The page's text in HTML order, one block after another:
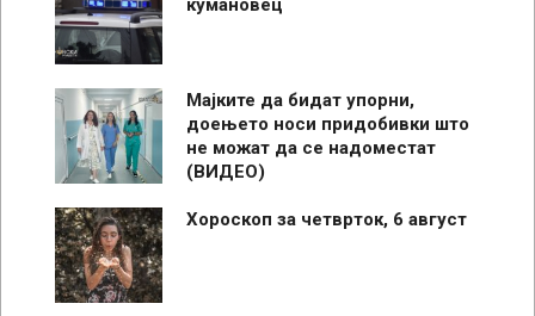
кумановец
Мајките да бидат упорни,
доењето носи придобивки што
не можат да се надоместат
(ВИДЕО)
Хороскоп за четврток, 6 август